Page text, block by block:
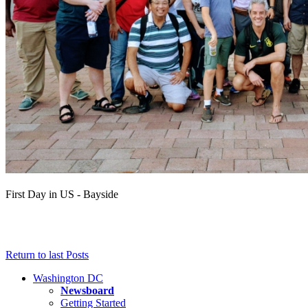
First Day in US - Bayside
Return to last Posts
Washington DC
Newsboard
Getting Started